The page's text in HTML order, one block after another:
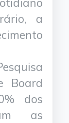
a
Board
dos
as